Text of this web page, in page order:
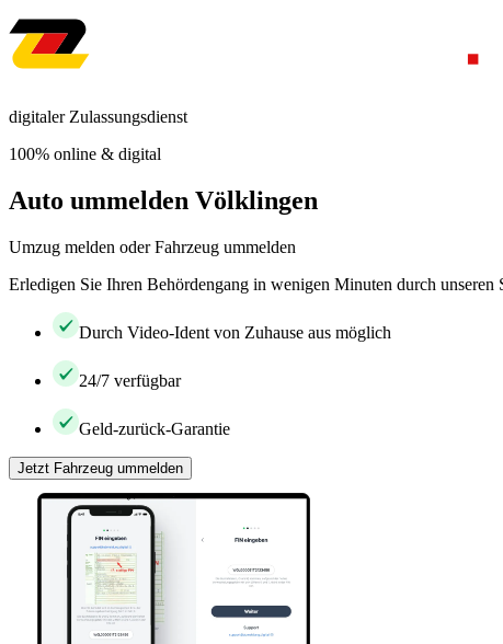
digitaler Zulassungsdienst
100% online & digital
Auto ummelden Völklingen
Umzug melden oder Fahrzeug ummelden
Erledigen Sie Ihren Behördengang in wenigen Minuten durch
Durch Video-Ident von Zuhause aus möglich
24/7 verfügbar
Geld-zurück-Garantie
Jetzt Fahrzeug ummelden